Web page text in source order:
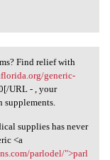
Find relief with
generic-
URL - , your
supplements.
supplies has never
<a
parlodel/">parl